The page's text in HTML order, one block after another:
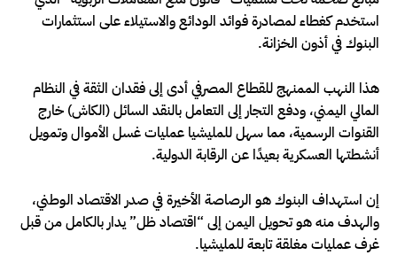
استخدم كغطاء لمصادرة فوائد الودائع والاستيلاء على استثمارات
البنوك في أذون الخزانة.
هذا النهب الممنهج للقطاع المصرفي أدى إلى فقدان الثقة في النظام
المالي اليمني، ودفع التجار إلى التعامل بالنقد السائل (الكاش) خارج
القنوات الرسمية، مما سهل للمليشيا عمليات غسل الأموال وتمويل
أنشطتها العسكرية بعيدًا عن الرقابة الدولية.
إن استهداف البنوك هو الرصاصة الأخيرة في صدر الاقتصاد الوطني،
والهدف منه هو تحويل اليمن إلى “اقتصاد ظل” يدار بالكامل من قبل
غرف عمليات مغلقة تابعة للمليشيا.